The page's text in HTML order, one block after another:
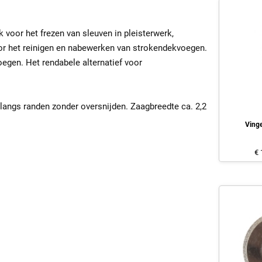
voor het frezen van sleuven in pleisterwerk,
reinigen en nabewerken van strokendekvoegen.
Het rendabele alternatief voor
randen zonder oversnijden. Zaagbreedte ca. 2,2
€